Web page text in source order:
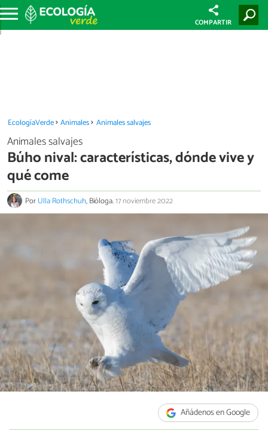
COMPARTIR
EcologíaVerde Animales Animales salvajes
Animales salvajes
Búho nival: características, dónde vive y
qué come
PorUlla Rothschuh, Bióloga.17 noviembre 2022
Añádenos en Google